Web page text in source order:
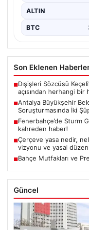
ALTIN
BTC
Son Eklenen
■Dışişleri Sözcüsü
açısından herhangi bir
■Antalya Büyükşehir
Soruşturmasında İki
■Fenerbahçe’de Sturm
kahreden haber!
■Çerçeve yasa nedir,
vizyonu ve yasal
■Bahçe Mutfakları ve
Güncel